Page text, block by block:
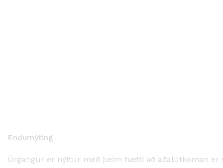
Endurnýting
Úrgangur er nýttur með þeim hætti að aðalútkoman